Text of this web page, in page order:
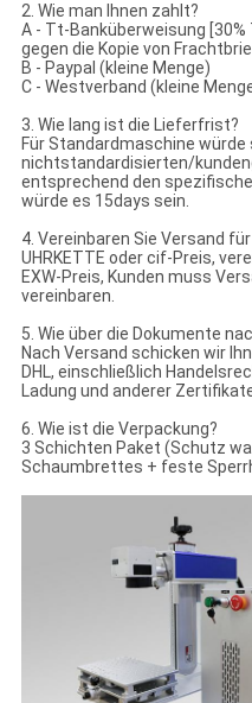
2. Wie man Ihnen zahlt?
A - Tt-Banküberweisung [30%
gegen die Kopie von
B - Paypal (kleine Menge)
C - Westverband (kleine
3. Wie lang ist die Lieferfrist?
Für Standardmaschine würde
nichtstandardisierten/
entsprechend den
würde es 15days sein.
4. Vereinbaren Sie Versand
UHRKETTE oder cif-Preis,
EXW-Preis, Kunden muss
vereinbaren.
5. Wie über die Dokumente
Nach Versand schicken wir
DHL, einschließlich
Ladung und anderer
6. Wie ist die Verpackung?
3 Schichten Paket (Schutz
Schaumbrettes + feste